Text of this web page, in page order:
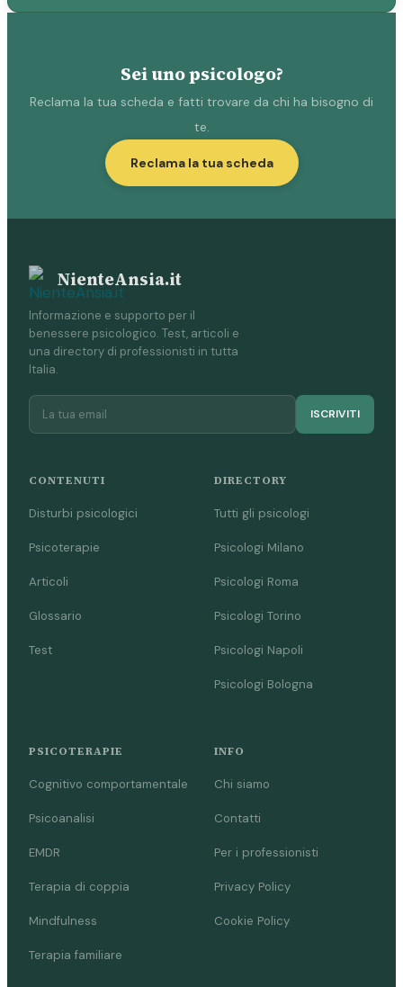
Sei uno psicologo?
Reclama la tua scheda e fatti trovare da chi ha bisogno di
te.
Reclama la tua scheda
NienteAnsia.it
Informazione e supporto per il
benessere psicologico. Test, articoli e
una directory di professionisti in tutta
Italia.
ISCRIVITI
CONTENUTI
Disturbi psicologici
Psicoterapie
Articoli
Glossario
Test
DIRECTORY
Tutti gli psicologi
Psicologi Milano
Psicologi Roma
Psicologi Torino
Psicologi Napoli
Psicologi Bologna
PSICOTERAPIE
Cognitivo comportamentale
Psicoanalisi
EMDR
Terapia di coppia
Mindfulness
Terapia familiare
INFO
Chi siamo
Contatti
Per i professionisti
Privacy Policy
Cookie Policy